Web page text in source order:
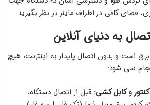
فضای کافی در اطراف ماینر در نظر بگیرید.
به دنیای آنلاین
برق است و بدون اتصال پایدار به اینترنت، هیچ
نمی شود:
و کابل کشی: قبل از اتصال دستگاه،